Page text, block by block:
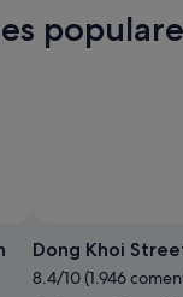
Dong Khoi
8.4/10 (1.946